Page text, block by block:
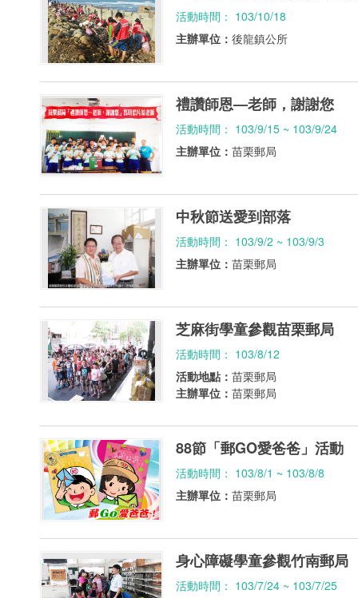
活動時間： 103/10/18
主辦單位： 後龍鎮公所
禮讚師恩—老師，謝謝您
活動時間： 103/9/15 ~ 103/9/24
主辦單位： 苗栗郵局
中秋節送愛到部落
活動時間： 103/9/2 ~ 103/9/3
主辦單位： 苗栗郵局
芝麻街學童參觀苗栗郵局
活動時間： 103/8/12
活動地點： 苗栗郵局
主辦單位： 苗栗郵局
88節「郵GO愛爸爸」活動
活動時間： 103/8/1 ~ 103/8/8
主辦單位： 苗栗郵局
身心障礙學童參觀竹南郵局
活動時間： 103/7/24 ~ 103/7/25